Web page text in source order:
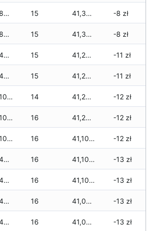
1,080 zł 15 41,330 zł -8 zł
1,080 zł 15 41,330 zł -8 zł
1,045 zł 15 41,295 zł -11 zł
1,045 zł 15 41,295 zł -11 zł
1,010 zł 14 41,260 zł -12 zł
1,010 zł 16 41,205 zł -12 zł
1,010 zł 16 41,105 zł -12 zł
1,045 zł 16 41,105 zł -13 zł
1,045 zł 16 41,105 zł -13 zł
1,045 zł 16 41,005 zł -13 zł
1,045 zł 16 41,005 zł -13 zł